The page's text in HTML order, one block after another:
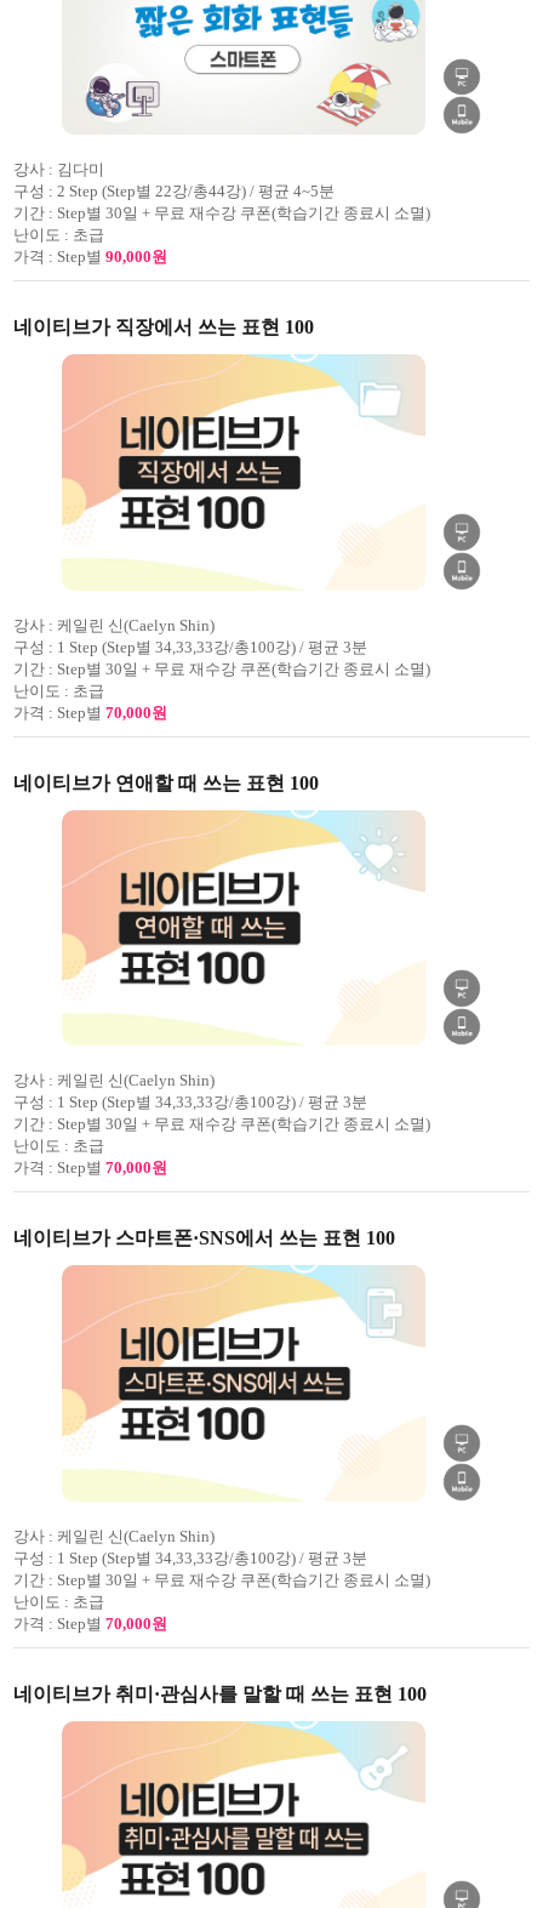
강사 : 김다미
구성 : 2 Step (Step별 22강/총44강) / 평균 4~5분
기간 : Step별 30일 + 무료 재수강 쿠폰(학습기간 종료시 소멸)
난이도 : 초급
가격 : Step별 90,000원
네이티브가 직장에서 쓰는 표현 100
강사 : 케일린 신(Caelyn Shin)
구성 : 1 Step (Step별 34,33,33강/총100강) / 평균 3분
기간 : Step별 30일 + 무료 재수강 쿠폰(학습기간 종료시 소멸)
난이도 : 초급
가격 : Step별 70,000원
네이티브가 연애할 때 쓰는 표현 100
강사 : 케일린 신(Caelyn Shin)
구성 : 1 Step (Step별 34,33,33강/총100강) / 평균 3분
기간 : Step별 30일 + 무료 재수강 쿠폰(학습기간 종료시 소멸)
난이도 : 초급
가격 : Step별 70,000원
네이티브가 스마트폰·SNS에서 쓰는 표현 100
강사 : 케일린 신(Caelyn Shin)
구성 : 1 Step (Step별 34,33,33강/총100강) / 평균 3분
기간 : Step별 30일 + 무료 재수강 쿠폰(학습기간 종료시 소멸)
난이도 : 초급
가격 : Step별 70,000원
네이티브가 취미·관심사를 말할 때 쓰는 표현 100